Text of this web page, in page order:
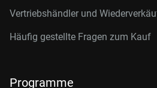
Vertriebshändler und
Häufig gestellte Fragen zum Kauf
Programme